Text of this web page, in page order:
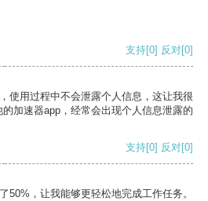
支持[0] 反对[0]
使用过程中不会泄露个人信息，这让我很
加速器app，经常会出现个人信息泄露的
支持[0] 反对[0]
50%，让我能够更轻松地完成工作任务。